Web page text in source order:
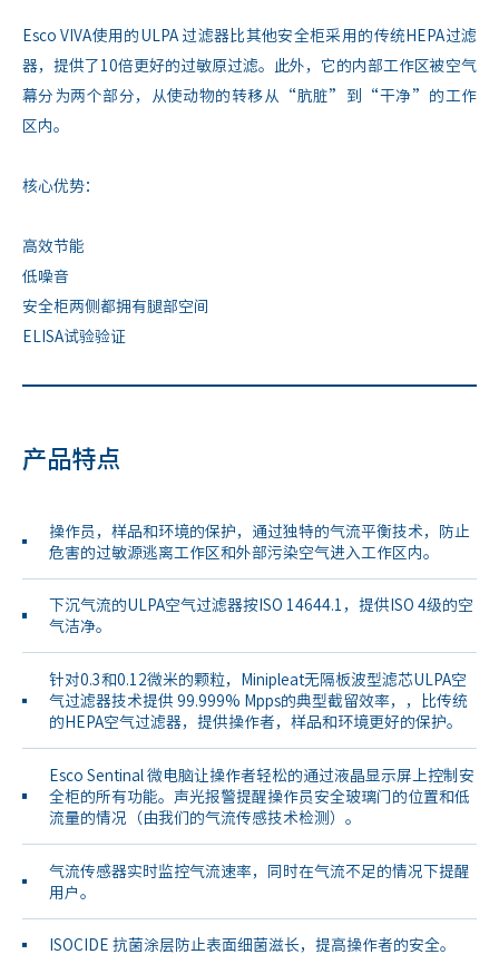
Esco VIVA使用的ULPA 过滤器比其他安全柜采用的传统HEPA过滤
器，提供了10倍更好的过敏原过滤。此外，它的内部工作区被空气
幕分为两个部分，从使动物的转移从“肮脏”到“干净”的工作
区内。
核心优势：
高效节能
低噪音
安全柜两侧都拥有腿部空间
ELISA试验验证
产品特点
操作员，样品和环境的保护，通过独特的气流平衡技术，防止
危害的过敏源逃离工作区和外部污染空气进入工作区内。
下沉气流的ULPA空气过滤器按ISO 14644.1，提供ISO 4级的空
气洁净。
针对0.3和0.12微米的颗粒，Minipleat无隔板波型滤芯ULPA空
气过滤器技术提供 99.999% Mpps的典型截留效率，，比传统
的HEPA空气过滤器，提供操作者，样品和环境更好的保护。
Esco Sentinal 微电脑让操作者轻松的通过液晶显示屏上控制安
全柜的所有功能。声光报警提醒操作员安全玻璃门的位置和低
流量的情况（由我们的气流传感技术检测）。
气流传感器实时监控气流速率，同时在气流不足的情况下提醒
用户。
ISOCIDE 抗菌涂层防止表面细菌滋长，提高操作者的安全。